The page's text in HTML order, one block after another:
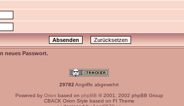
neues Passwort.
29782 Angriffe abgewehrt
Powered by Orion based on phpBB © 2001, 2002 phpBB Group
CBACK Orion Style based on FI Theme